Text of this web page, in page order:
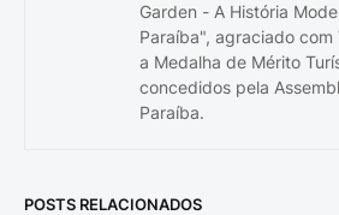
Garden - A História
Paraíba", agraciado com
a Medalha de Mérito
concedidos pela
Paraíba.
POSTS RELACIONADOS